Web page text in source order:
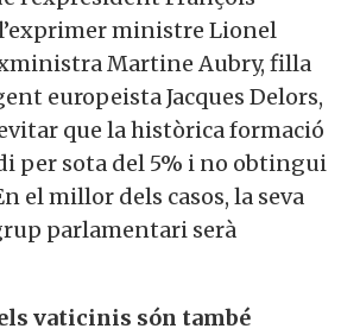
El cas francès és
que ha fet necessària la
hora de l’expresident
de l’exprimer ministre
de l’exministra Martine
gran dirigent europeista
per intentar evitar que la
francesa quedi per sota
la seva aportació al grup